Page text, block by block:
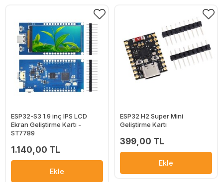
ESP32-S3 1.9 inç IPS LCD
Ekran Geliştirme Kartı -
ST7789
1.140,00 TL
Ekle
ESP32 H2 Super Mini
Geliştirme Kartı
399,00 TL
Ekle